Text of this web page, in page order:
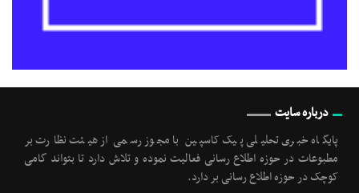
درباره سایت
پایگاه خبری تحلیلی پیک کاسپین با مجوز رسمی از هیئت نظارت بر
مطبوعات در حوزه اطلاع رسانی فعالیت نموده و تلاش دارد تا بتواند گامی
کوچک در حوزه اطلاع رسانی بر دارد.